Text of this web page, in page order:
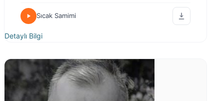
Sıcak Samimi
Detaylı Bilgi